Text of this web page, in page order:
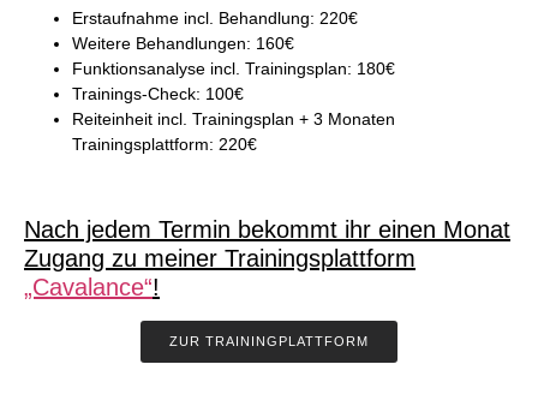
Erstaufnahme incl. Behandlung: 220€
Weitere Behandlungen: 160€
Funktionsanalyse incl. Trainingsplan: 180€
Trainings-Check: 100€
Reiteinheit incl. Trainingsplan + 3 Monaten
Trainingsplattform: 220€
Nach jedem Termin bekommt ihr einen Monat
Zugang zu meiner Trainingsplattform
„Cavalance“!
ZUR TRAININGPLATTFORM